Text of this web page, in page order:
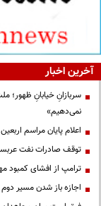
آخرین اخبار
سربازانِ خیابانِ ظهور؛
نمی‌دهیم»
اعلام پایان مراسم اربعین ۱۴۰۵
توقف صادرات نفت
ترامپ از افشای کمبود
اجازه باز شدن مسیر